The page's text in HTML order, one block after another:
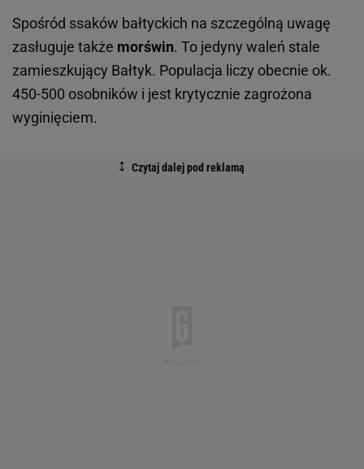
Spośród ssaków bałtyckich na szczególną uwagę
zasługuje także morświn. To jedyny waleń stale
zamieszkujący Bałtyk. Populacja liczy obecnie ok.
450-500 osobników i jest krytycznie zagrożona
wyginięciem.